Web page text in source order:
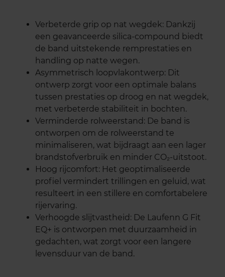
Verbeterde grip op nat wegdek: Dankzij
een geavanceerde silica-compound biedt
de band uitstekende remprestaties en
handling op natte wegen.
Asymmetrisch loopvlakontwerp: Dit
ontwerp zorgt voor een optimale balans
tussen prestaties op droog en nat wegdek,
met verbeterde stabiliteit in bochten.
Verminderde rolweerstand: De band is
ontworpen om de rolweerstand te
minimaliseren, wat bijdraagt aan een lager
brandstofverbruik en minder CO₂-uitstoot.
Hoog rijcomfort: Het geoptimaliseerde
profiel vermindert trillingen en geluid, wat
resulteert in een stillere en comfortabelere
rijervaring.
Verhoogde slijtvastheid: De Laufenn G Fit
EQ+ is ontworpen met duurzaamheid in
gedachten, wat zorgt voor een langere
levensduur van de band.